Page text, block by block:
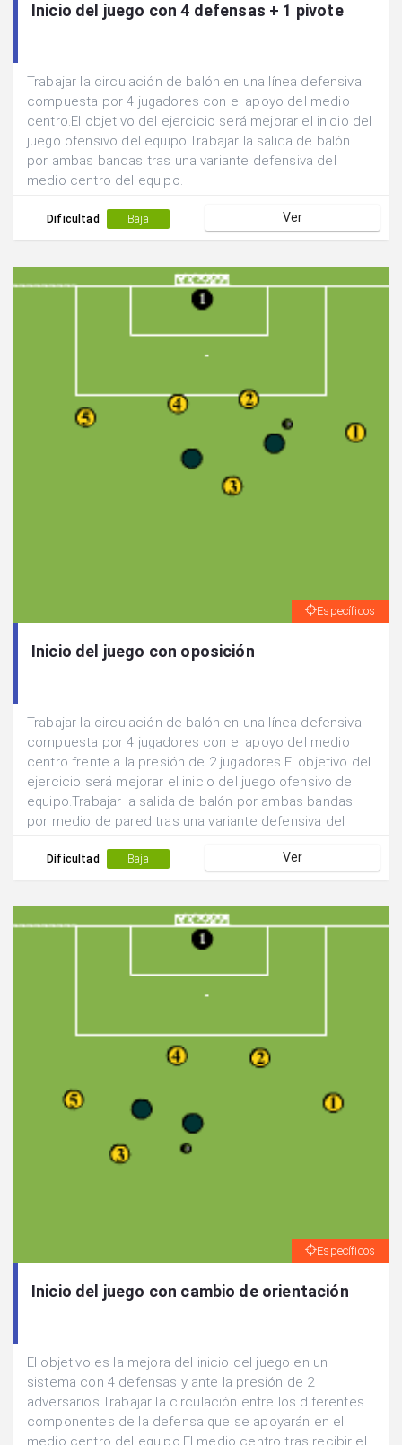
Inicio del juego con 4 defensas + 1 pivote
Trabajar la circulación de balón en una línea defensiva
compuesta por 4 jugadores con el apoyo del medio
centro.El objetivo del ejercicio será mejorar el inicio del
juego ofensivo del equipo.Trabajar la salida de balón
por ambas bandas tras una variante defensiva del
medio centro del equipo.
Dificultad Baja Ver
Específicos
Inicio del juego con oposición
Trabajar la circulación de balón en una línea defensiva
compuesta por 4 jugadores con el apoyo del medio
centro frente a la presión de 2 jugadores.El objetivo del
ejercicio será mejorar el inicio del juego ofensivo del
equipo.Trabajar la salida de balón por ambas bandas
por medio de pared tras una variante defensiva del
Dificultad Baja Ver
Específicos
Inicio del juego con cambio de orientación
El objetivo es la mejora del inicio del juego en un
sistema con 4 defensas y ante la presión de 2
adversarios.Trabajar la circulación entre los diferentes
componentes de la defensa que se apoyarán en el
medio centro del equipo.El medio centro tras recibir el